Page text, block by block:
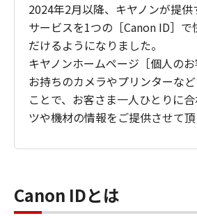
2024年2月以降、キヤノンが提
サービスを1つの［Canon ID］
だけるようになりました。
キヤノンホームページ［個人のお
お持ちのカメラやプリンターな
ことで、お客さま一人ひとりに
ツや機材の情報をご提供させて頂
Canon IDとは